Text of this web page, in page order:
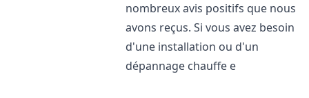
nombreux avis positifs que nous
avons reçus. Si vous avez besoin
d'une installation ou d'un
dépannage chauffe e